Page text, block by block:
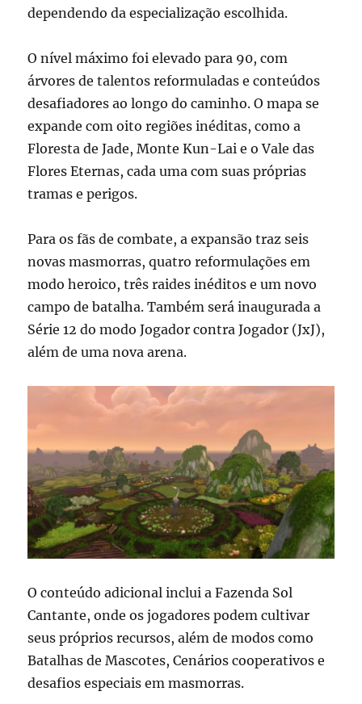
dependendo da especialização escolhida.
O nível máximo foi elevado para 90, com
árvores de talentos reformuladas e conteúdos
desafiadores ao longo do caminho. O mapa se
expande com oito regiões inéditas, como a
Floresta de Jade, Monte Kun-Lai e o Vale das
Flores Eternas, cada uma com suas próprias
tramas e perigos.
Para os fãs de combate, a expansão traz seis
novas masmorras, quatro reformulações em
modo heroico, três raides inéditos e um novo
campo de batalha. Também será inaugurada a
Série 12 do modo Jogador contra Jogador (JxJ),
além de uma nova arena.
O conteúdo adicional inclui a Fazenda Sol
Cantante, onde os jogadores podem cultivar
seus próprios recursos, além de modos como
Batalhas de Mascotes, Cenários cooperativos e
desafios especiais em masmorras.